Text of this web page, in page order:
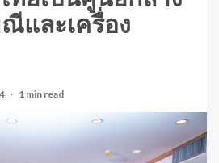
และเครื่อง
1 min read